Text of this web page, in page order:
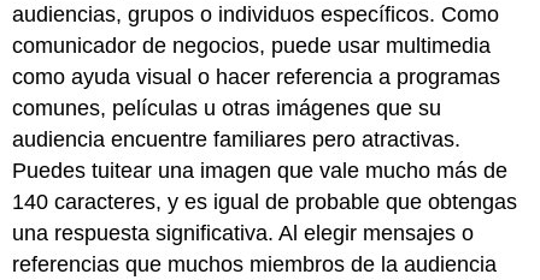
audiencias, grupos o individuos específicos. Como
comunicador de negocios, puede usar multimedia
como ayuda visual o hacer referencia a programas
comunes, películas u otras imágenes que su
audiencia encuentre familiares pero atractivas.
Puedes tuitear una imagen que vale mucho más de
140 caracteres, y es igual de probable que obtengas
una respuesta significativa. Al elegir mensajes o
referencias que muchos miembros de la audiencia